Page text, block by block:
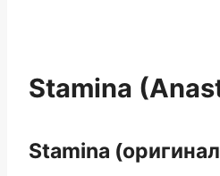
Stamina
Stamina